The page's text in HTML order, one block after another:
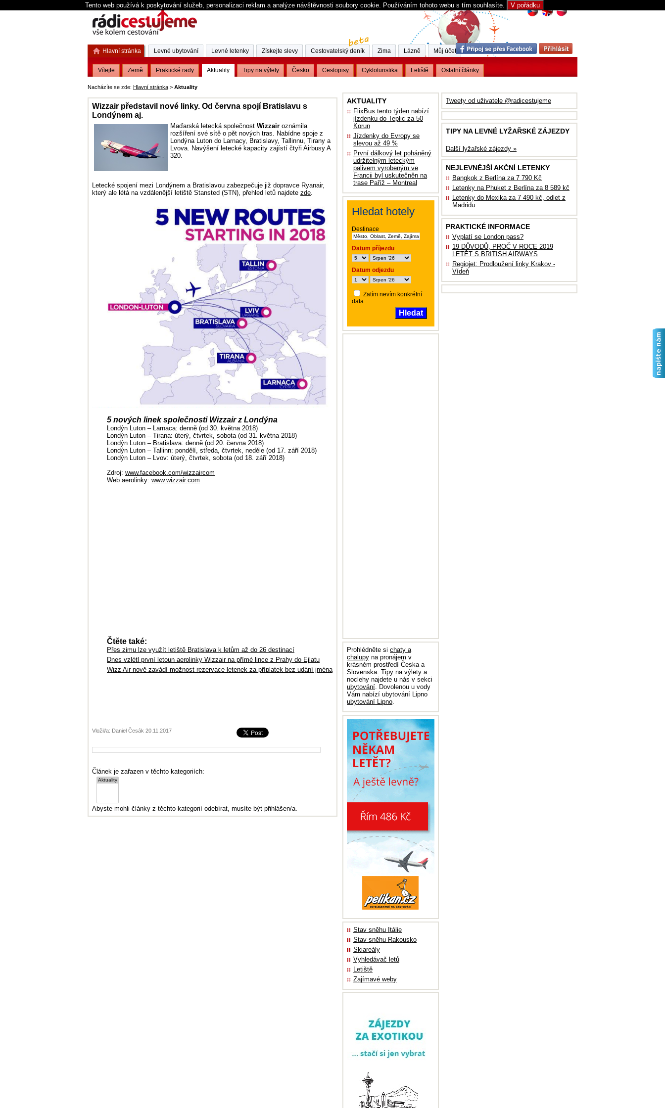
Tento web používá k poskytování služeb, personalizaci reklam a analýze návštěvnosti soubory cookie. Používáním tohoto webu s tím souhlasíte. V pořádku
Nacházíte se zde: Hlavní stránka > Aktuality
Wizzair představil nové linky. Od června spojí Bratislavu s
Londýnem aj.
Maďarská letecká společnost Wizzair oznámila
rozšíření své sítě o pět nových tras. Nabídne spoje z
Londýna Luton do Larnacy, Bratislavy, Tallinnu, Tirany a
Lvova. Navýšení letecké kapacity zajístí čtyři Airbusy A
320.
Letecké spojení mezi Londýnem a Bratislavou zabezpečuje již dopravce Ryanair,
který ale létá na vzdálenější letiště Stansted (STN), přehled letů najdete zde.
5 nových linek společnosti Wizzair z Londýna
Londýn Luton – Larnaca: denně (od 30. května 2018)
Londýn Luton – Tirana: úterý, čtvrtek, sobota (od 31. května 2018)
Londýn Luton – Bratislava: denně (od 20. června 2018)
Londýn Luton – Tallinn: pondělí, středa, čtvrtek, neděle (od 17. září 2018)
Londýn Luton – Lvov: úterý, čtvrtek, sobota (od 18. září 2018)
Zdroj: www.facebook.com/wizzaircom
Web aerolinky: www.wizzair.com
Čtěte také:
Přes zimu lze využít letiště Bratislava k letům až do 26 destinací
Dnes vzlétl první letoun aerolinky Wizzair na přímé lince z Prahy do Ejlatu
Wizz Air nově zavádí možnost rezervace letenek za příplatek bez udání jména
Vložil/a: Daniel Česák 20.11.2017
Článek je zařazen v těchto kategoriích:
Abyste mohli články z těchto kategorií odebírat, musíte být přihlášen/a.
Tweety od uživatele @radicestujeme
TIPY NA LEVNÉ LYŽAŘSKÉ ZÁJEZDY
Další lyžařské zájezdy »
NEJLEVNĚJŠÍ AKČNÍ LETENKY
Bangkok z Berlína za 7 790 Kč
Letenky na Phuket z Berlína za 8 589 kč
Letenky do Mexika za 7 490 kč, odlet z
Madridu
PRAKTICKÉ INFORMACE
Vyplatí se London pass?
19 DŮVODŮ, PROČ V ROCE 2019
LETĚT S BRITISH AIRWAYS
Regiojet: Prodloužení linky Krakov -
Vídeň
AKTUALITY
FlixBus tento týden nabízí
jízdenku do Teplic za 50
Korun
Jízdenky do Evropy se
slevou až 49 %
První dálkový let poháněný
udržitelným leteckým
palivem vyrobeným ve
Francii byl uskutečněn na
trase Paříž – Montreal
Hledat hotely
Destinace
Datum příjezdu
Datum odjezdu
Zatím nevím konkrétní
data
Hledat
Prohlédněte si chaty a
chalupy na pronájem v
krásném prostředí Česka a
Slovenska. Tipy na výlety a
noclehy najdete u nás v sekci
ubytování. Dovolenou u vody
Vám nabízí ubytování Lipno
ubytování Lipno.
Stav sněhu Itálie
Stav sněhu Rakousko
Skiareály
Vyhledávač letů
Letiště
Zajímavé weby
Hlavní stránka
Vítejte Země Praktické rady Aktuality Tipy na výlety Česko Cestopisy Cykloturistika Letiště Ostatní články
Levné ubytování Levné letenky Získejte slevy Cestovatelský deník Zima Lázně Můj účet